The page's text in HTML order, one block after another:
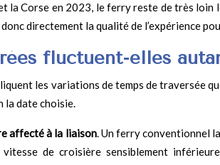
la Corse en 2023, le ferry reste de très loin
directement la qualité de l’expérience
fluctuent-elles
les variations de temps de traversée
la date choisie.
affecté à la liaison. Un ferry conventionnel
de croisière sensiblement